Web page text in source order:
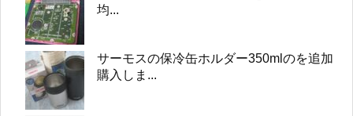
均...
サーモスの保冷缶ホルダー350mlのを追加
購入しま...